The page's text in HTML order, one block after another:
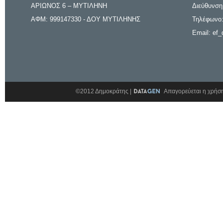
ΑΡΙΩΝΟΣ 6 – ΜΥΤΙΛΗΝΗ
ΑΦΜ: 999147330 - ΔΟΥ ΜΥΤΙΛΗΝΗΣ
Email:
©2012 Δημοκράτης | Απαγορεύεται η